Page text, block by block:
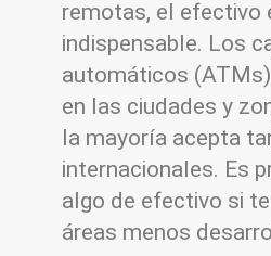
remotas, el efectivo
indispensable. Los
automáticos
en las ciudades y
la mayoría acepta
internacionales. Es
algo de efectivo si
áreas menos